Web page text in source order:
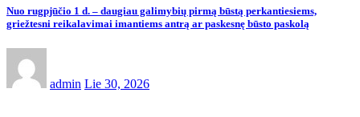
Nuo rugpjūčio 1 d. – daugiau galimybių pirmą būstą perkantiesiems,
griežtesni reikalavimai imantiems antrą ar paskesnę būsto paskolą
admin Lie 30, 2026